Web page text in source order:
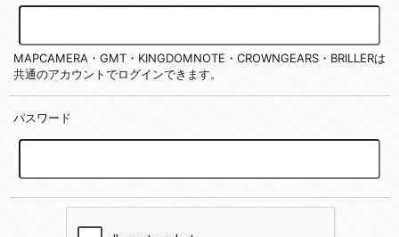
MAPCAMERA・GMT・KINGDOMNOTE・CROWNGEARS・BRILLERは
共通のアカウントでログインできます。
パスワード